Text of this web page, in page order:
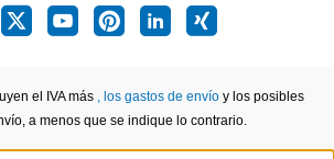
el IVA más , los gastos de envío y los posibles
a menos que se indique lo contrario.